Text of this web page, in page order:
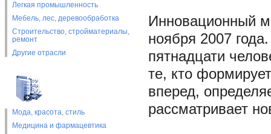
Легкая промышленность
Мебель, лес, деревообработка
Строительство, стройматериалы,
ремонт
Другие отрасли
Мода, красота, стиль
Медицина и фармацевтика
Инновационный
ноября 2007
пятнадцати
те, кто
вперед,
рассматривает